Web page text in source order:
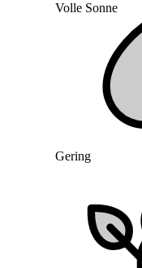
Volle Sonne
Gering